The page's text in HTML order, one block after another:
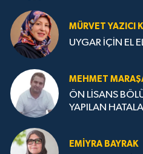
MÜRVET YAZICI
UYGAR İÇİN EL
MEHMET
ÖN LİSANS
YAPILAN
EMIYRA BAYRAK